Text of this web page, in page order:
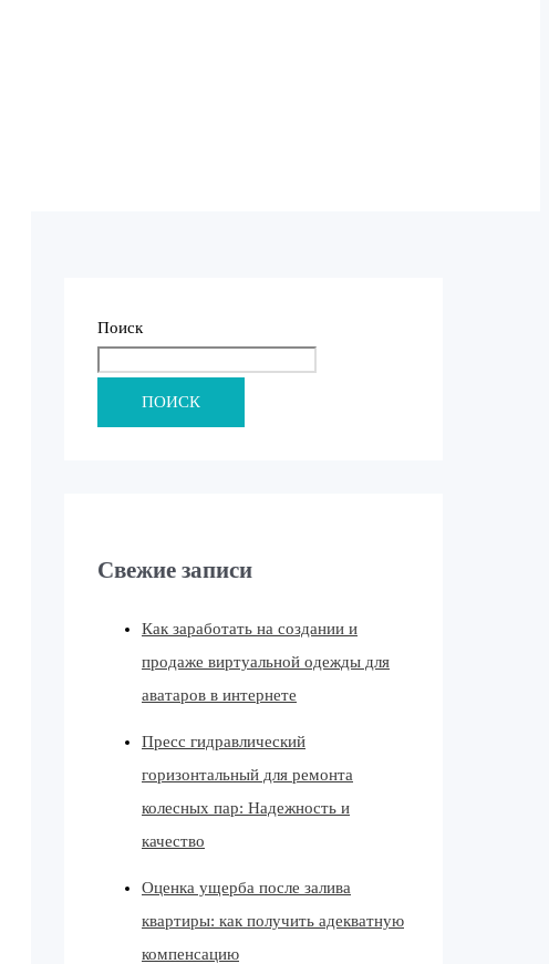
Поиск
ПОИСК
Свежие записи
Как заработать на создании и
продаже виртуальной одежды для
аватаров в интернете
Пресс гидравлический
горизонтальный для ремонта
колесных пар: Надежность и
качество
Оценка ущерба после залива
квартиры: как получить адекватную
компенсацию